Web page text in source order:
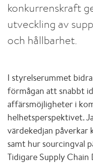
konkurrenskraft
utveckling av
och hållbarhet.
I styrelserummet
förmågan att snabbt
affärsmöjligheter i
helhetsperspektivet.
värdekedjan påverkar
samt hur sourcingval
Tidigare Supply